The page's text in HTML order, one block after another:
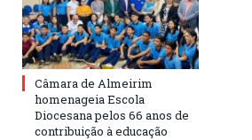
Câmara de Almeirim
homenageia Escola
Diocesana pelos 66 anos de
contribuição à educação